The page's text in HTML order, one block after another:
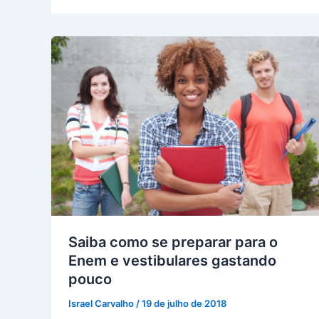
Saiba como se preparar para o
Enem e vestibulares gastando
pouco
Israel Carvalho/19 de julho de 2018